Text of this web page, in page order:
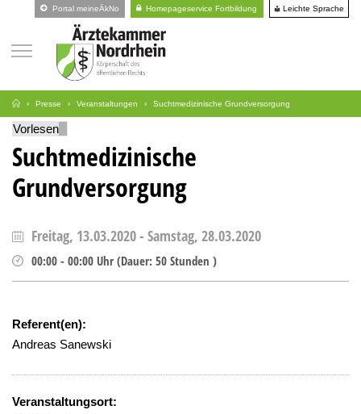
Portal meineÄkNo Homepageservice Fortbildung Leichte Sprache
Presse Veranstaltungen Suchtmedizinische Grundversorgung
Vorlesen
Suchtmedizinische
Grundversorgung
Freitag, 13.03.2020- Samstag, 28.03.2020
00:00 - 00:00 Uhr (Dauer: 50 Stunden )
Referent(en):
Andreas Sanewski
Veranstaltungsort: